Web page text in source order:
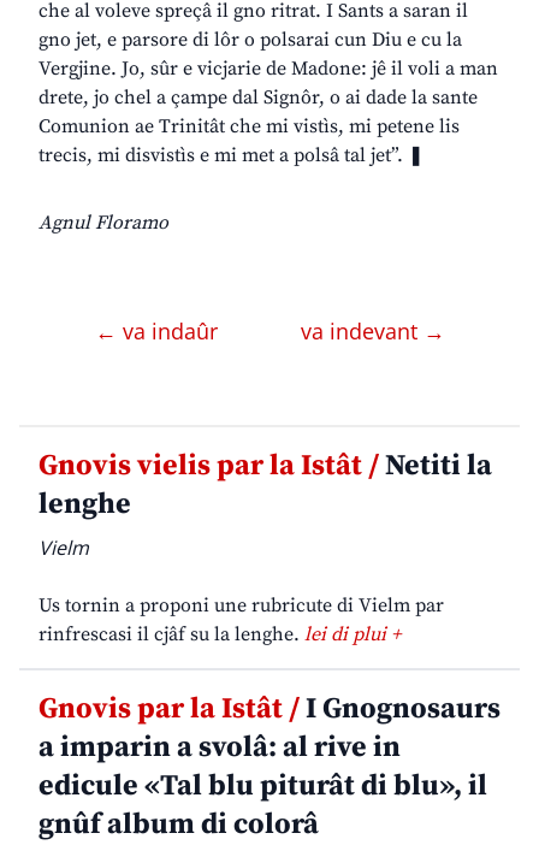
che al voleve spreçâ il gno ritrat. I Sants a saran il
gno jet, e parsore di lôr o polsarai cun Diu e cu la
Vergjine. Jo, sûr e vicjarie de Madone: jê il voli a man
drete, jo chel a çampe dal Signôr, o ai dade la sante
Comunion ae Trinitât che mi vistìs, mi petene lis
trecis, mi disvistìs e mi met a polsâ tal jet”. ❚
Agnul Floramo
← va indaûr va indevant →
Gnovis vielis par la Istât /Netiti la
lenghe
Vielm
Us tornin a proponi une rubricute di Vielm par
rinfrescasi il cjâf su la lenghe. lei di plui +
Gnovis par la Istât /I Gnognosaurs
a imparin a svolâ: al rive in
edicule «Tal blu piturât di blu», il
gnûf album di colorâ